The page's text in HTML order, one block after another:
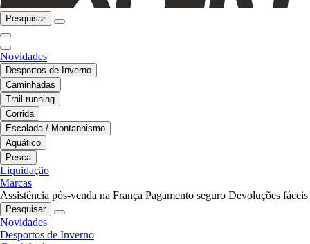
Pesquisar
Novidades
Desportos de Inverno
Caminhadas
Trail running
Corrida
Escalada / Montanhismo
Aquático
Pesca
Liquidação
Marcas
Assistência pós-venda na França Pagamento seguro Devoluções fáceis
Pesquisar
Novidades
Desportos de Inverno